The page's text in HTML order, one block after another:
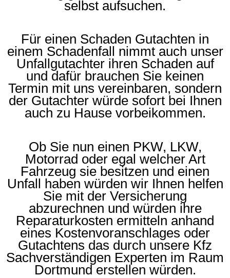
selbst aufsuchen.
Für einen Schaden Gutachten in
einem Schadenfall nimmt auch unser
Unfallgutachter ihren Schaden auf
und dafür brauchen Sie keinen
Termin mit uns vereinbaren, sondern
der Gutachter würde sofort bei Ihnen
auch zu Hause vorbeikommen.
Ob Sie nun einen PKW, LKW,
Motorrad oder egal welcher Art
Fahrzeug sie besitzen und einen
Unfall haben würden wir Ihnen helfen
Sie mit der Versicherung
abzurechnen und würden ihre
Reparaturkosten ermitteln anhand
eines Kostenvoranschlages oder
Gutachtens das durch unsere Kfz
Sachverständigen Experten im Raum
Dortmund erstellen würden.